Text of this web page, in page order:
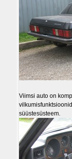
Viimsi auto on
süüstesüsteem.